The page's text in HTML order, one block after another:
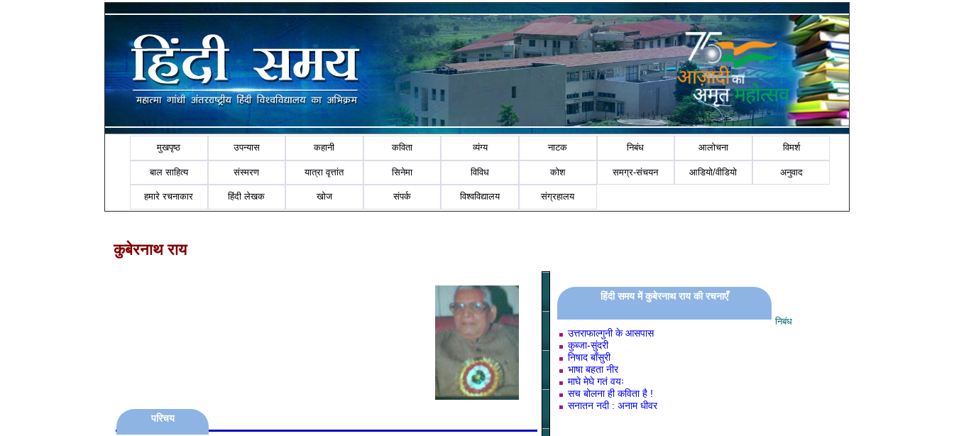
मुखपृष्ठ उपन्यास कहानी कविता व्यंग्य नाटक निबंध आलोचना विमर्श
बाल साहित्य संस्मरण यात्रा वृत्तांत सिनेमा विविध कोश समग्र-संचयन आडियो/वीडियो अनुवाद
हमारे रचनाकार हिंदी लेखक खोज संपर्क विश्वविद्यालय संग्रहालय
कुबेरनाथ राय
परिचय
हिंदी समय में कुबेरनाथ राय की रचनाएँ
निबंध
उत्तराफाल्गुनी के आसपास
कुब्जा-सुंदरी
निषाद बाँसुरी
भाषा बहता नीर
माघे मेघे गतं वयः
सच बोलना ही कविता है !
सनातन नदी : अनाम धीवर